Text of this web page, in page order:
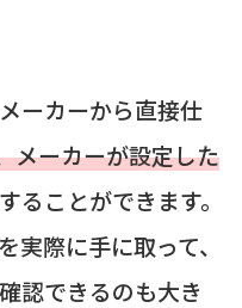
ーカーから直接仕
メーカーが設定した
ることができます。
実際に手に取って、
認できるのも大き